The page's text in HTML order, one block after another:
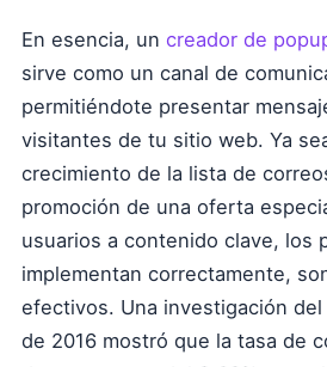
En esencia, un creador de
sirve como un canal de
permitiéndote presentar
visitantes de tu sitio web. Ya
crecimiento de la lista de
promoción de una oferta
usuarios a contenido clave, los
implementan correctamente,
efectivos. Una investigación
de 2016 mostró que la tasa de